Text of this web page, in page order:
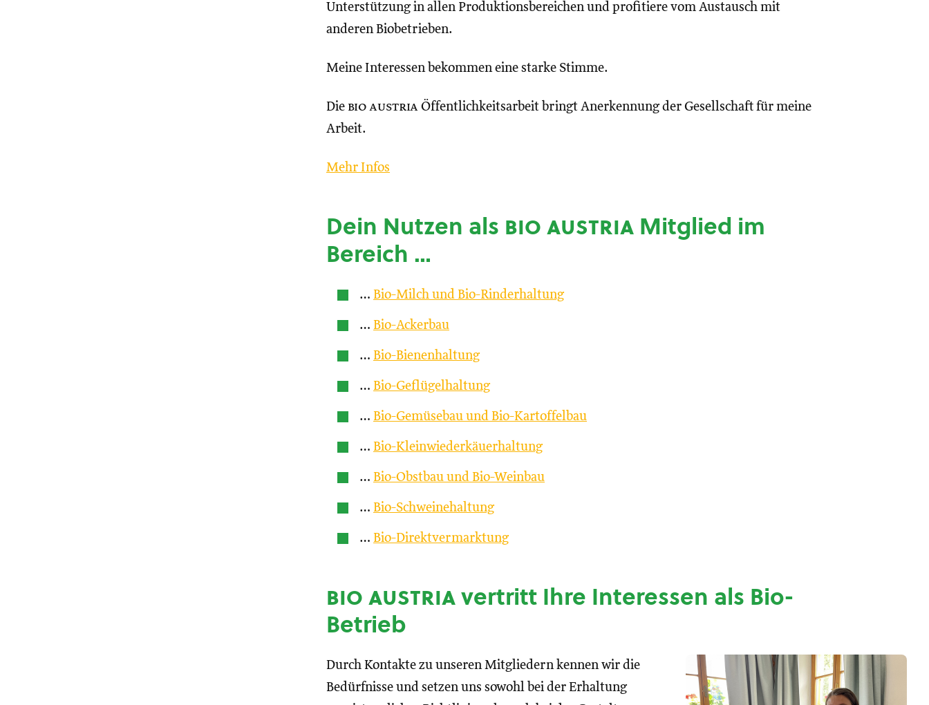
Unterstützung in allen Produktionsbereichen und profitiere vom Austausch mit
anderen Biobetrieben.
Meine Interessen bekommen eine starke Stimme.
Die bio austria Öffentlichkeitsarbeit bringt Anerkennung der Gesellschaft für meine
Arbeit.
Mehr Infos
Dein Nutzen als bio austria Mitglied im
Bereich …
… Bio-Milch und Bio-Rinderhaltung
… Bio-Ackerbau
… Bio-Bienenhaltung
… Bio-Geflügelhaltung
… Bio-Gemüsebau und Bio-Kartoffelbau
… Bio-Kleinwiederkäuerhaltung
… Bio-Obstbau und Bio-Weinbau
… Bio-Schweinehaltung
… Bio-Direktvermarktung
bio austriavertritt Ihre Interessen als Bio-
Betrieb
Durch Kontakte zu unseren Mitgliedern kennen wir die
Bedürfnisse und setzen uns sowohl bei der Erhaltung